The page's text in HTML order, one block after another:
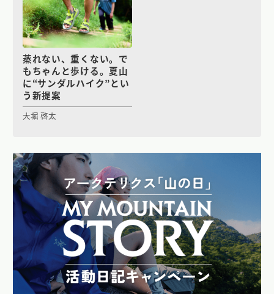
蒸れない、重くない。で
もちゃんと歩ける。夏山
に“サンダルハイク”とい
う新提案
大堀 啓太